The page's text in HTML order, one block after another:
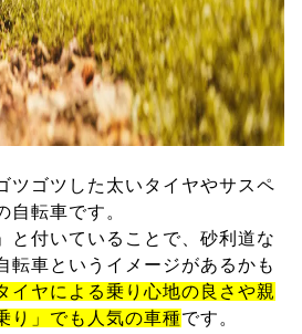
ツゴツした太いタイヤやサスペ
自転車です。
と付いていることで、砂利道な
転車というイメージがあるかも
イヤによる乗り心地の良さや親
り」でも人気の車種です。